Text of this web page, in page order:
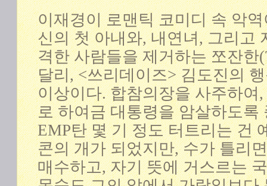
이재경이 로맨틱 코미디 속 악
신의 첫 아내와, 내연녀, 그리고
격한 사람들을 제거하는 쪼잔한
달리, <쓰리데이즈> 김도진의
이상이다. 합참의장을 사주하여
로 하여금 대통령을 암살하도록
EMP탄 몇 기 정도 터트리는 건
콘의 개가 되었지만, 수가 틀리
매수하고, 자기 뜻에 거스르는